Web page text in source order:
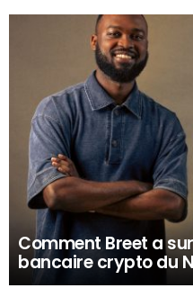
Comment Breet a
bancaire crypto du